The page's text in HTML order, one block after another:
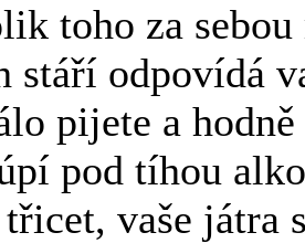
toho za
odpovídá
pijete a
pod tíhou
vaše játra